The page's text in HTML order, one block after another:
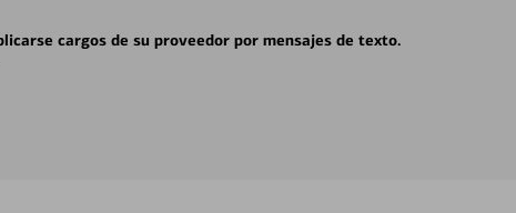
cargos de su proveedor por mensajes de texto.